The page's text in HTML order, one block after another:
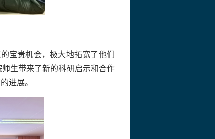
宝贵机会，极大地拓宽了他们
生带来了新的科研启示和合作
进展。